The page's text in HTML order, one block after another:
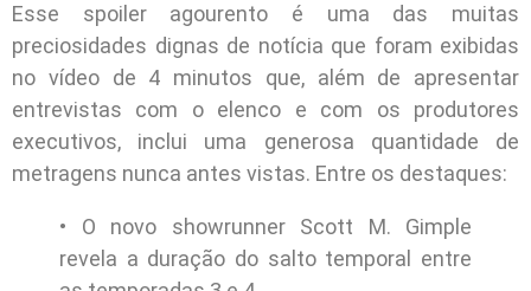
Esse spoiler agourento é uma das muitas
preciosidades dignas de notícia que foram exibidas
no vídeo de 4 minutos que, além de apresentar
entrevistas com o elenco e com os produtores
executivos, inclui uma generosa quantidade de
metragens nunca antes vistas. Entre os destaques:
• O novo showrunner Scott M. Gimple
revela a duração do salto temporal entre